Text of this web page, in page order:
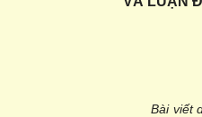
Bài viết